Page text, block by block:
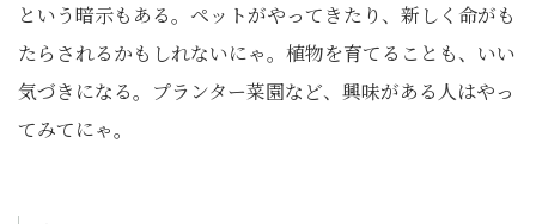
という暗示もある。ペットがやってきたり、新しく命がも
たらされるかもしれないにゃ。植物を育てることも、いい
気づきになる。プランター菜園など、興味がある人はやっ
てみてにゃ。